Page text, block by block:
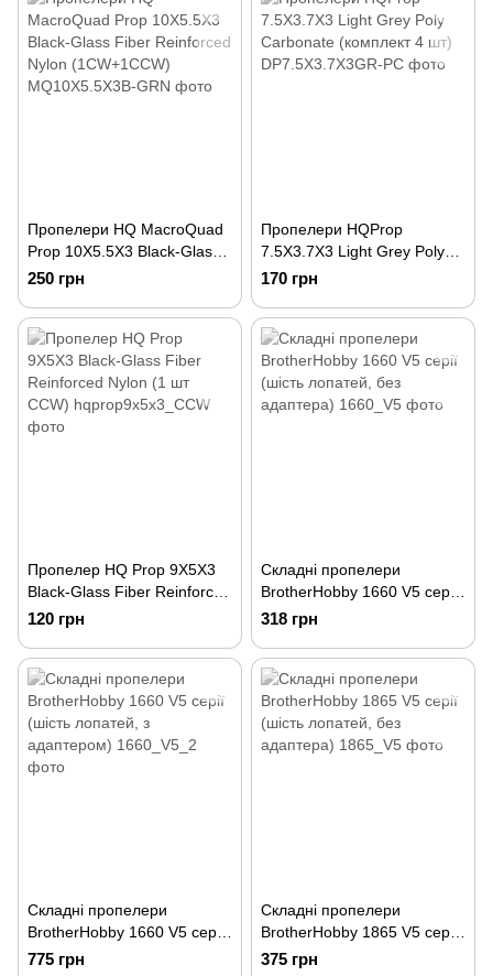
Пропелери HQ MacroQuad
Prop 10X5.5X3 Black-Glass
Fiber Reinforced Nylon
250 грн
Пропелери HQProp
7.5X3.7X3 Light Grey Poly
Carbonate (комплект 4 шт)
170 грн
Пропелер HQ Prop 9X5X3
Black-Glass Fiber Reinforced
Nylon (1 шт CCW)
120 грн
Складні пропелери
BrotherHobby 1660 V5 серії
(шість лопатей, без
318 грн
Складні пропелери
BrotherHobby 1660 V5 серії
(шість лопатей, з
775 грн
Складні пропелери
BrotherHobby 1865 V5 серії
(шість лопатей, без
375 грн